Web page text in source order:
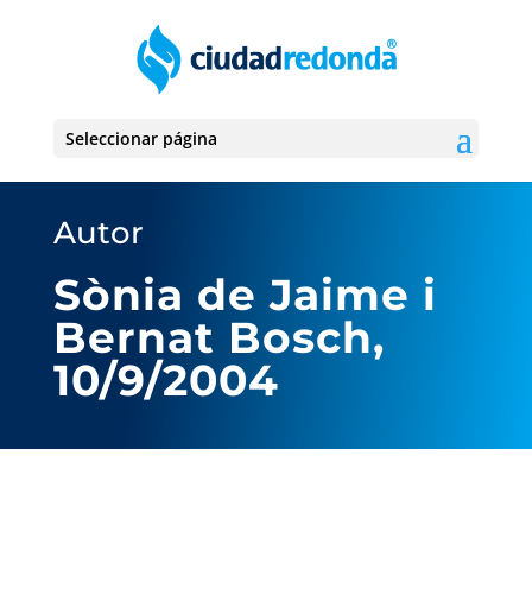
Seleccionar página
Autor
Sònia de Jaime i
Bernat Bosch,
10/9/2004